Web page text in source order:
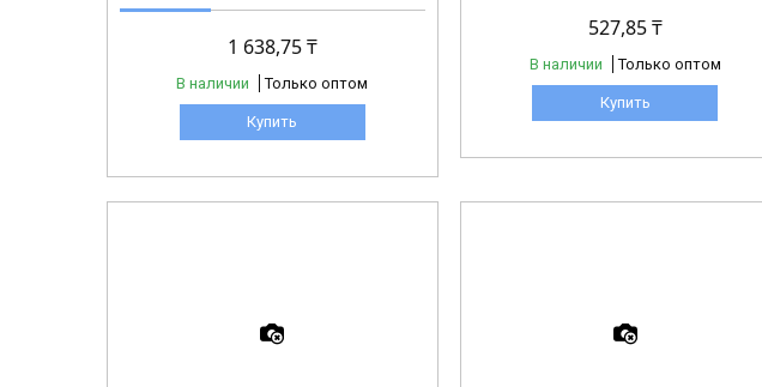
1 638,75 ₸
В наличии Только оптом
Купить
527,85 ₸
В наличии Только оптом
Купить